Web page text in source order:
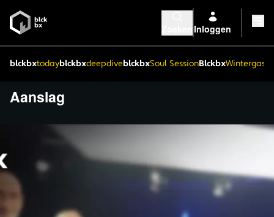
Inloggen
blckbxtodayblckbxdeepdiveblckbxSoul SessionBlckbx
Aanslag